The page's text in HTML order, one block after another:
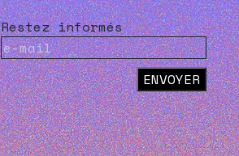
Restez informés
ENVOYER